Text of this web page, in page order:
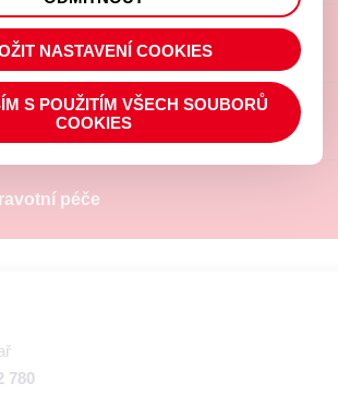
péče
780
apod.
NASTAVENÍ COOKIES
S POUŽITÍM VŠECH SOUBORŮ
COOKIES